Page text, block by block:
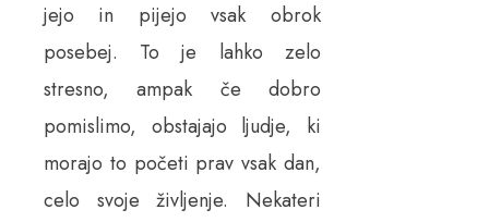
jejo in pijejo vsak obrok
posebej. To je lahko zelo
stresno, ampak če dobro
pomislimo, obstajajo ljudje, ki
morajo to početi prav vsak dan,
celo svoje življenje. Nekateri